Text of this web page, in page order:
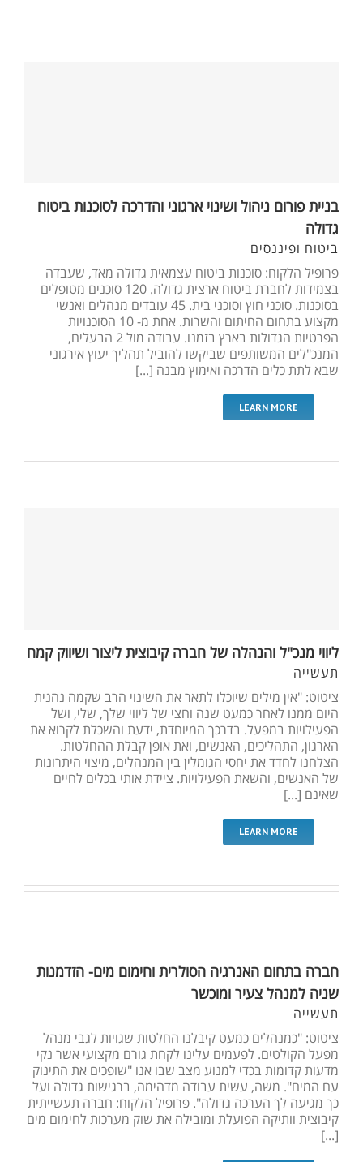
בניית פורום ניהול ושינוי ארגוני והדרכה לסוכנות ביטוח
גדולה
ביטוח ופיננסים
פרופיל הלקוח: סוכנות ביטוח עצמאית גדולה מאד, שעבדה
בצמידות לחברת ביטוח ארצית גדולה. 120 סוכנים מטופלים
בסוכנות. סוכני חוץ וסוכני בית. 45 עובדים מנהלים ואנשי
מקצוע בתחום החיתום והשרות. אחת מ- 10 הסוכנויות
הפרטיות הגדולות בארץ בזמנו. עבודה מול 2 הבעלים,
המנכ"לים המשותפים שביקשו להוביל תהליך יעוץ אירגוני
שבא לתת כלים הדרכה ואימוץ מבנה [...]
LEARN MORE
ליווי מנכ"ל והנהלה של חברה קיבוצית ליצור ושיווק קמח
תעשייה
ציטוט: "אין מילים שיוכלו לתאר את השינוי הרב שקמה נהנית
היום ממנו לאחר כמעט שנה וחצי של ליווי שלך, שלי, ושל
הפעילויות במפעל. בדרכך המיוחדת, ידעת והשכלת לקרוא את
הארגון, התהליכים, האנשים, ואת אופן קבלת ההחלטות.
הצלחנו לחדד את יחסי הגומלין בין המנהלים, מיצוי היתרונות
של האנשים, והשאת הפעילויות. ציידת אותי בכלים לחיים
שאינם [...]
LEARN MORE
חברה בתחום האנרגיה הסולרית וחימום מים- הזדמנות
שניה למנהל צעיר ומוכשר
תעשייה
ציטוט: "כמנהלים כמעט קיבלנו החלטות שגויות לגבי מנהל
מפעל הקולטים. לפעמים עלינו לקחת גורם מקצועי אשר נקי
מדעות קדומות בכדי למנוע מצב שבו אנו "שופכים את התינוק
עם המים". משה, עשית עבודה מדהימה, ברגישות גדולה ועל
כך מגיעה לך הערכה גדולה". פרופיל הלקוח: חברה תעשייתית
קיבוצית וותיקה הפועלת ומובילה את שוק מערכות לחימום מים
[...]